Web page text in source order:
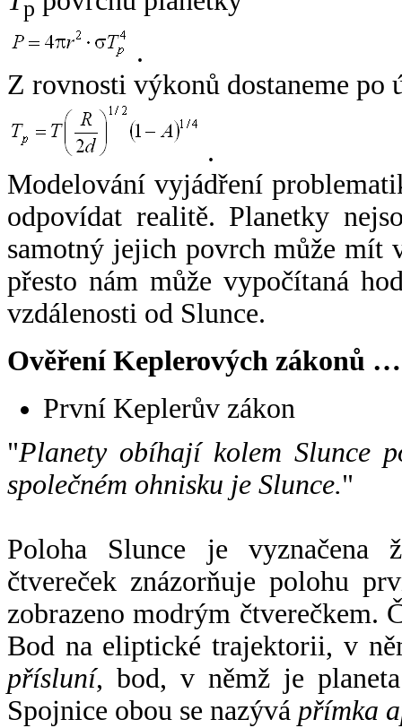
p
.
Z rovnosti výkonů dostaneme po
.
Modelování vyjádření
odpovídat realitě. Planetky
samotný jejich povrch může mít
přesto nám může vypočítaná
vzdálenosti od Slunce.
Ověření Keplerových zákonů …
První Keplerův zákon
"Planety obíhají kolem Slunce
společném ohnisku je Slunce."
Poloha Slunce je vyznačena
čtvereček znázorňuje polohu
zobrazeno modrým čtverečkem.
Bod na eliptické trajektorii, v
přísluní, bod, v němž je
Spojnice obou se nazývá přímka